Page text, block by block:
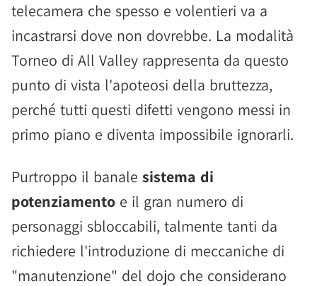
telecamera che spesso e volentieri va a
incastrarsi dove non dovrebbe. La modalità
Torneo di All Valley rappresenta da questo
punto di vista l'apoteosi della bruttezza,
perché tutti questi difetti vengono messi in
primo piano e diventa impossibile ignorarli.
Purtroppo il banale sistema di
potenziamento e il gran numero di
personaggi sbloccabili, talmente tanti da
richiedere l'introduzione di meccaniche di
"manutenzione" del dojo che considerano